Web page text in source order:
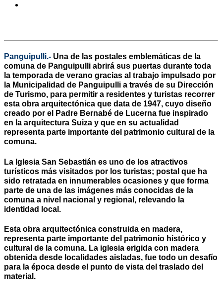
Panguipulli.- Una de las postales emblemáticas de la
comuna de Panguipulli abrirá sus puertas durante toda
la temporada de verano gracias al trabajo impulsado por
la Municipalidad de Panguipulli a través de su Dirección
de Turismo, para permitir a residentes y turistas recorrer
esta obra arquitectónica que data de 1947, cuyo diseño
creado por el Padre Bernabé de Lucerna fue inspirado
en la arquitectura Suiza y que en su actualidad
representa parte importante del patrimonio cultural de la
comuna.
La Iglesia San Sebastián es uno de los atractivos
turísticos más visitados por los turistas; postal que ha
sido retratada en innumerables ocasiones y que forma
parte de una de las imágenes más conocidas de la
comuna a nivel nacional y regional, relevando la
identidad local.
Esta obra arquitectónica construida en madera,
representa parte importante del patrimonio histórico y
cultural de la comuna. La iglesia erigida con madera
obtenida desde localidades aisladas, fue todo un desafío
para la época desde el punto de vista del traslado del
material.